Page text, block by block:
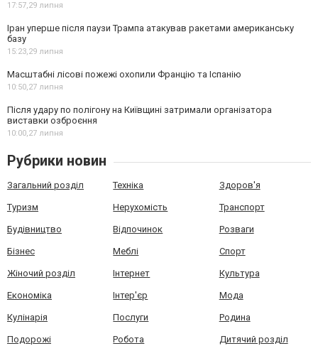
17:57,29 липня
Іран уперше після паузи Трампа атакував ракетами американську
базу
15:23,29 липня
Масштабні лісові пожежі охопили Францію та Іспанію
10:50,27 липня
Після удару по полігону на Київщині затримали організатора
виставки озброєння
10:00,27 липня
Рубрики новин
Загальний розділ Техніка Здоров'я
Туризм Нерухомість Транспорт
Будівництво Відпочинок Розваги
Бізнес Меблі Спорт
Жіночий розділ Інтернет Культура
Економіка Інтер'єр Мода
Кулінарія Послуги Родина
Подорожі Робота Дитячий розділ